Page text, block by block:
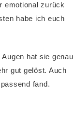
emotional zurück
habe ich euch
hat sie genau
gut gelöst. Auch
fand.